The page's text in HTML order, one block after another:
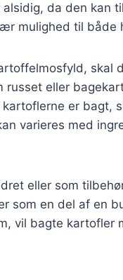
da den kan
mulighed til både
skal
russet eller
er bagt,
varieres med
eller som
som en del af en
vil bagte kartofler